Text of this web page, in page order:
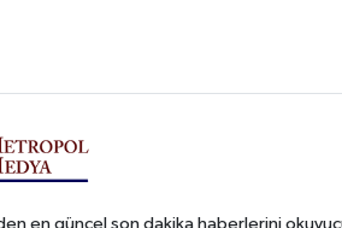
güncel son dakika haberlerini